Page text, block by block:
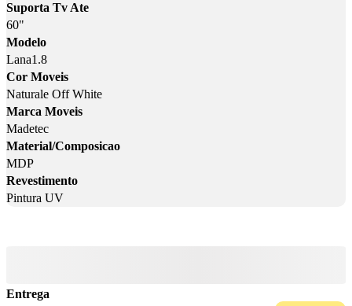
Suporta Tv Ate
60"
Modelo
Lana1.8
Cor Moveis
Naturale Off White
Marca Moveis
Madetec
Material/Composicao
MDP
Revestimento
Pintura UV
Entrega